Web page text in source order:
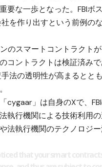
要な一歩となった。FBIボ
を作り出すという前例
のスマートコントラクト
コントラクトは検証済み
法の透明性が高まると
cygaar」は自身のXで、
執行機関による技術利用
法執行機関のテクノロジ